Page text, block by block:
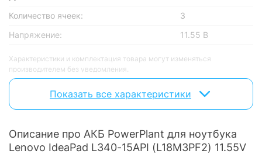
Количество ячеек:
3
Напряжение:
11.55 В
Характеристики и комплектация товара могут изменяться
производителем без уведомления.
Показать все характеристики
Описание про АКБ PowerPlant для ноутбука
Lenovo IdeaPad L340-15API (L18M3PF2) 11.55V